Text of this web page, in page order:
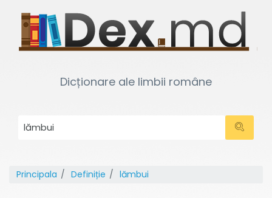
Dicționare ale limbii române
Principala Definiție lămbui